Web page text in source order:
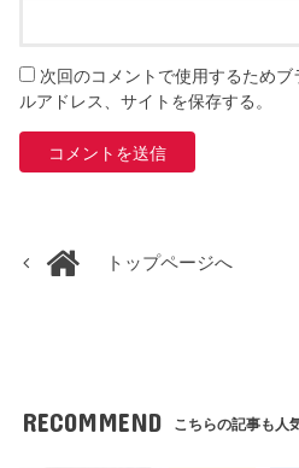
次回のコメントで使用するため
ルアドレス、サイトを保存する。
トップページへ
RECOMMEND こちらの記事も人